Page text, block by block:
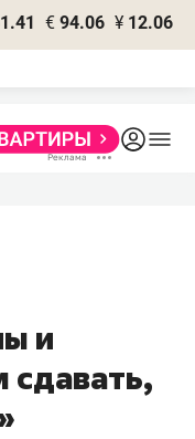
€ 94.06 ¥ 12.06
и
сдавать,